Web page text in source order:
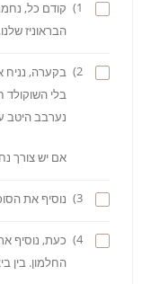
1)
הבראוניז שלנו.
2)
בקערה, נניח
נערבב היטב
אם יש צורך
3) נוסיף את
4)
כעת, נוסיף
החלמון. בין